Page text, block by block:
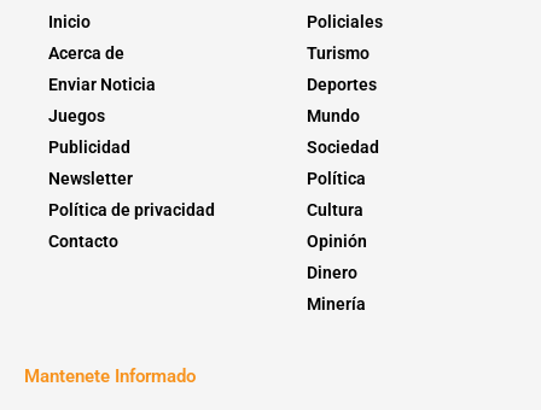
Inicio
Acerca de
Enviar Noticia
Juegos
Publicidad
Newsletter
Política de privacidad
Contacto
Policiales
Turismo
Deportes
Mundo
Sociedad
Política
Cultura
Opinión
Dinero
Minería
Mantenete Informado